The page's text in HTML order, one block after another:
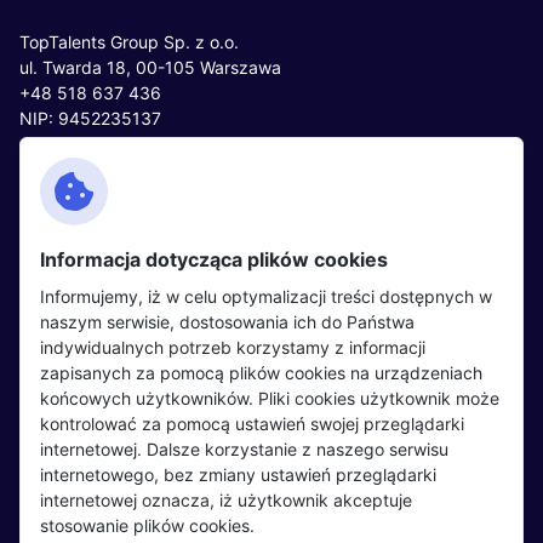
TopTalents Group Sp. z o.o.
ul. Twarda 18, 00-105 Warszawa
+48 518 637 436
NIP: 9452235137
Kontakt
Facebook
Twitter
LinkedIn
Partnerzy
Wydarzenia
Kandydaci
Regulamin kandydata
Oferty pracy
Pracodawcy
Pracodawcy
Regulamin pracodawcy
Dodaj ogłoszenie
Informacja dotycząca plików cookies
Informujemy, iż w celu optymalizacji treści dostępnych w
naszym serwisie, dostosowania ich do Państwa
indywidualnych potrzeb korzystamy z informacji
zapisanych za pomocą plików cookies na urządzeniach
końcowych użytkowników. Pliki cookies użytkownik może
kontrolować za pomocą ustawień swojej przeglądarki
internetowej. Dalsze korzystanie z naszego serwisu
internetowego, bez zmiany ustawień przeglądarki
internetowej oznacza, iż użytkownik akceptuje
stosowanie plików cookies.